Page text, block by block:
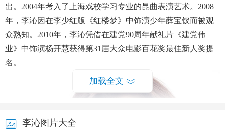
出。2004年考入了上海戏校学习专业的昆曲表演艺术。2008
年，李沁因在李少红版《红楼梦》中饰演少年薛宝钗而被观
众熟知。2010年，李沁凭借在建党90周年献礼片《建党伟
业》中饰演杨开慧获得第31届大众电影百花奖最佳新人奖提
名。
加载全文
李沁图片大全